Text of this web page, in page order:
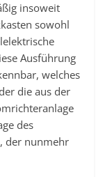
insoweit
sowohl
Ausführung
welches
die aus der
des
der nunmehr